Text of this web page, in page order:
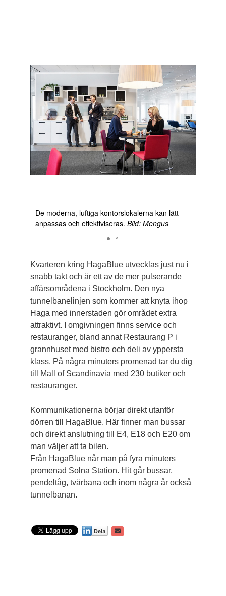
De moderna, luftiga kontorslokalerna kan lätt
anpassas och effektiviseras. Bild: Mengus
Kvarteren kring HagaBlue utvecklas just nu i
snabb takt och är ett av de mer pulserande
affärsområdena i Stockholm. Den nya
tunnelbanelinjen som kommer att knyta ihop
Haga med innerstaden gör området extra
attraktivt. I omgivningen finns service och
restauranger, bland annat Restaurang P i
grannhuset med bistro och deli av yppersta
klass. På några minuters promenad tar du dig
till Mall of Scandinavia med 230 butiker och
restauranger.
Kommunikationerna börjar direkt utanför
dörren till HagaBlue. Här finner man bussar
och direkt anslutning till E4, E18 och E20 om
man väljer att ta bilen.
Från HagaBlue når man på fyra minuters
promenad Solna Station. Hit går bussar,
pendeltåg, tvärbana och inom några år också
tunnelbanan.